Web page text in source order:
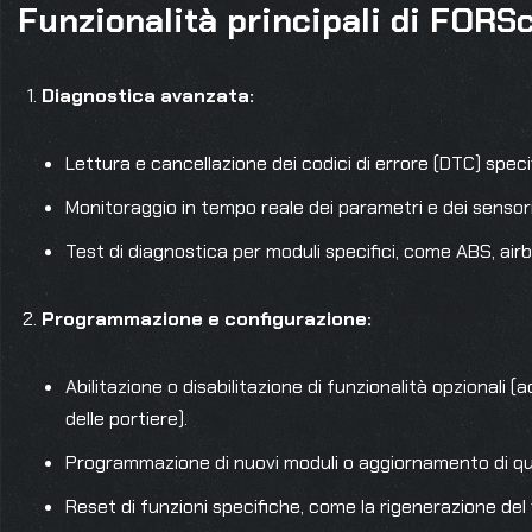
Funzionalità principali di
Diagnostica avanzata:
Lettura e cancellazione dei codici di errore (DTC)
Monitoraggio in tempo reale dei parametri e dei
Test di diagnostica per moduli specifici, come ABS,
Programmazione e configurazione:
Abilitazione o disabilitazione di funzionalità opzionali
delle portiere).
Programmazione di nuovi moduli o aggiornamento di
Reset di funzioni specifiche, come la rigenerazione